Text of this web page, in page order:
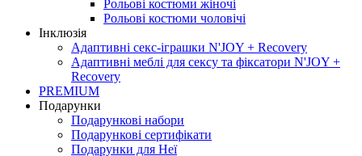
Рольові костюми жіночі
Рольові костюми чоловічі
Інклюзія
Адаптивні секс-іграшки N'JOY + Recovery
Адаптивні меблі для сексу та фіксатори N'JOY +
Recovery
PREMIUM
Подарунки
Подарункові набори
Подарункові сертифікати
Подарунки для Неї